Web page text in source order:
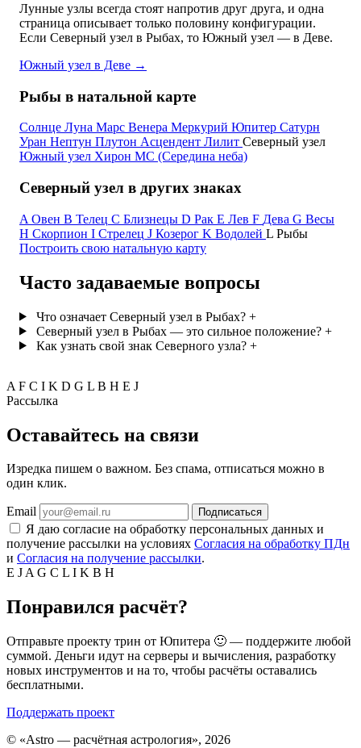
Лунные узлы всегда стоят напротив друг друга, и одна
страница описывает только половину конфигурации.
Если Северный узел в Рыбах, то Южный узел — в Деве.
Южный узел в Деве →
Рыбы в натальной карте
Солнце Луна Марс Венера Меркурий Юпитер Сатурн
Уран Нептун Плутон Асцендент Лилит Северный узел
Южный узел Хирон MC (Середина неба)
Северный узел в других знаках
A Овен B Телец C Близнецы D Рак E Лев F Дева G Весы
H Скорпион I Стрелец J Козерог K Водолей L Рыбы
Построить свою натальную карту
Часто задаваемые вопросы
Что означает Северный узел в Рыбах? +
Северный узел в Рыбах — это сильное положение? +
Как узнать свой знак Северного узла? +
A F C I K D G L B H E J
Рассылка
Оставайтесь на связи
Изредка пишем о важном. Без спама, отписаться можно в
один клик.
Email Подписаться
Я даю согласие на обработку персональных данных и
получение рассылки на условиях Согласия на обработку ПДн
и Согласия на получение рассылки.
E JA G C L I K B H
Понравился расчёт?
Отправьте проекту трин от Юпитера 🙂 — поддержите любой
суммой. Деньги идут на серверы и вычисления, разработку
новых инструментов и на то, чтобы расчёты оставались
бесплатными.
Поддержать проект
© «Astro — расчётная астрология», 2026